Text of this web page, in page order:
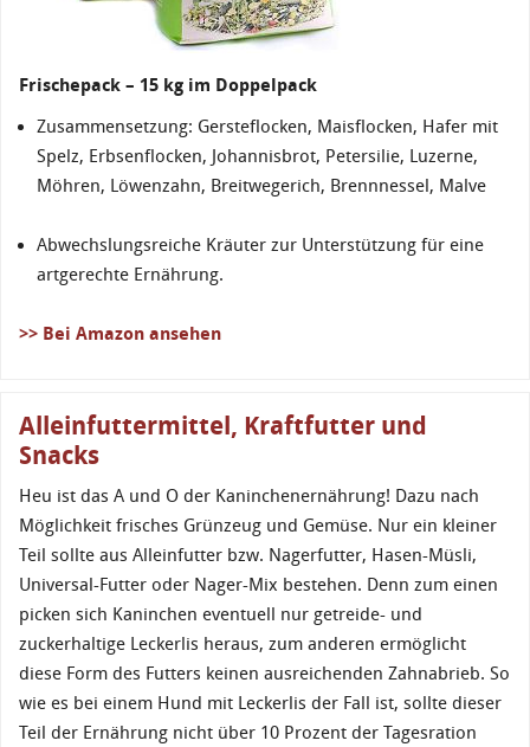
Frischepack – 15 kg im Doppelpack
Zusammensetzung: Gersteflocken, Maisflocken, Hafer mit
Spelz, Erbsenflocken, Johannisbrot, Petersilie, Luzerne,
Möhren, Löwenzahn, Breitwegerich, Brennnessel, Malve
Abwechslungsreiche Kräuter zur Unterstützung für eine
artgerechte Ernährung.
>> Bei Amazon ansehen
Alleinfuttermittel, Kraftfutter und
Snacks
Heu ist das A und O der Kaninchenernährung! Dazu nach
Möglichkeit frisches Grünzeug und Gemüse. Nur ein kleiner
Teil sollte aus Alleinfutter bzw. Nagerfutter, Hasen-Müsli,
Universal-Futter oder Nager-Mix bestehen. Denn zum einen
picken sich Kaninchen eventuell nur getreide- und
zuckerhaltige Leckerlis heraus, zum anderen ermöglicht
diese Form des Futters keinen ausreichenden Zahnabrieb. So
wie es bei einem Hund mit Leckerlis der Fall ist, sollte dieser
Teil der Ernährung nicht über 10 Prozent der Tagesration